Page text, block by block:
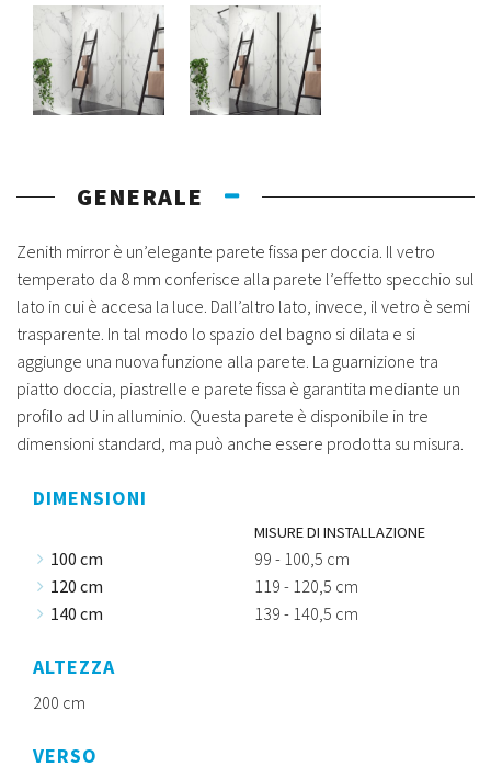
GENERALE
Zenith mirror è un’elegante parete fissa per doccia. Il vetro
temperato da 8 mm conferisce alla parete l’effetto specchio sul
lato in cui è accesa la luce. Dall’altro lato, invece, il vetro è semi
trasparente. In tal modo lo spazio del bagno si dilata e si
aggiunge una nuova funzione alla parete. La guarnizione tra
piatto doccia, piastrelle e parete fissa è garantita mediante un
profilo ad U in alluminio. Questa parete è disponibile in tre
dimensioni standard, ma può anche essere prodotta su misura.
DIMENSIONI
MISURE DI INSTALLAZIONE
100 cm
99 - 100,5 cm
120 cm
119 - 120,5 cm
140 cm
139 - 140,5 cm
ALTEZZA
200 cm
VERSO